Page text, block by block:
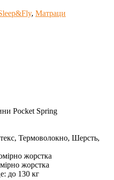
, Матраци
Pocket Spring
Термоволокно, Шерсть,
жорстка
жорстка
до 130 кг